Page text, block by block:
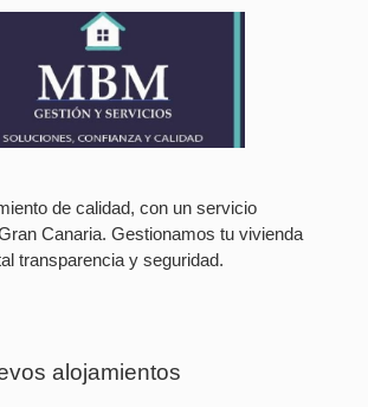
de calidad, con un servicio
Canaria. Gestionamos tu vivienda
transparencia y seguridad.
alojamientos